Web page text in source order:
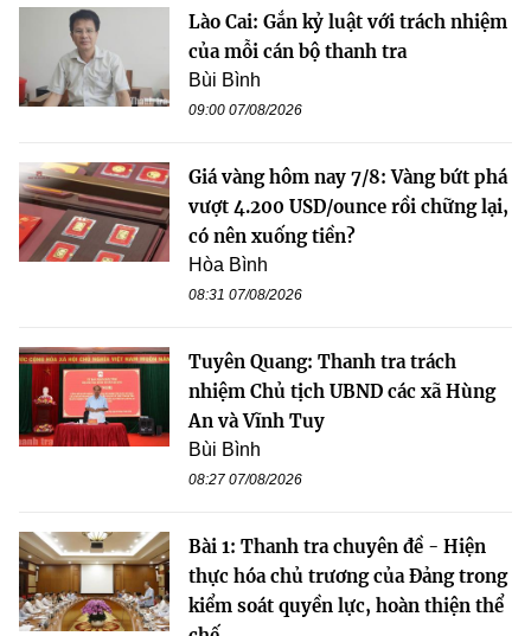
Lào Cai: Gắn kỷ luật với trách nhiệm
của mỗi cán bộ thanh tra
Bùi Bình
09:00 07/08/2026
Giá vàng hôm nay 7/8: Vàng bứt phá
vượt 4.200 USD/ounce rồi chững lại,
có nên xuống tiền?
Hòa Bình
08:31 07/08/2026
Tuyên Quang: Thanh tra trách
nhiệm Chủ tịch UBND các xã Hùng
An và Vĩnh Tuy
Bùi Bình
08:27 07/08/2026
Bài 1: Thanh tra chuyên đề - Hiện
thực hóa chủ trương của Đảng trong
kiểm soát quyền lực, hoàn thiện thể